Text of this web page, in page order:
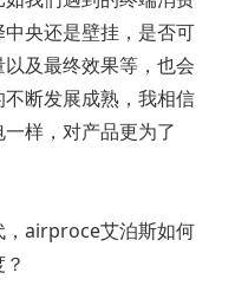
央还是壁挂，是否可
及最终效果等，也会
断发展成熟，我相信
样，对产品更为了
，airproce艾泊斯如何